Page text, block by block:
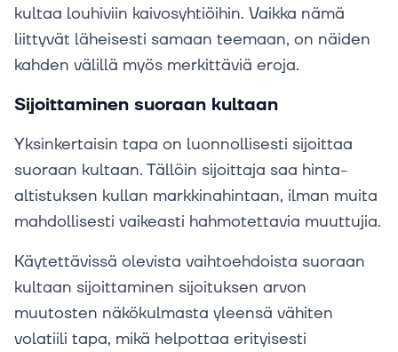
kultaa louhiviin kaivosyhtiöihin. Vaikka nämä
liittyvät läheisesti samaan teemaan, on näiden
kahden välillä myös merkittäviä eroja.
Sijoittaminen suoraan kultaan
Yksinkertaisin tapa on luonnollisesti sijoittaa
suoraan kultaan. Tällöin sijoittaja saa hinta-
altistuksen kullan markkinahintaan, ilman muita
mahdollisesti vaikeasti hahmotettavia muuttujia.
Käytettävissä olevista vaihtoehdoista suoraan
kultaan sijoittaminen sijoituksen arvon
muutosten näkökulmasta yleensä vähiten
volatiili tapa, mikä helpottaa erityisesti